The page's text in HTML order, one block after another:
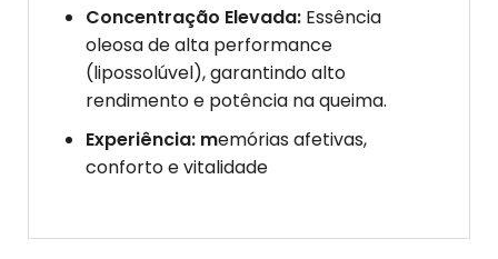
Concentração Elevada:Essência
oleosa de alta performance
(lipossolúvel), garantindo alto
rendimento e potência na queima.
Experiência: memórias afetivas,
conforto e vitalidade